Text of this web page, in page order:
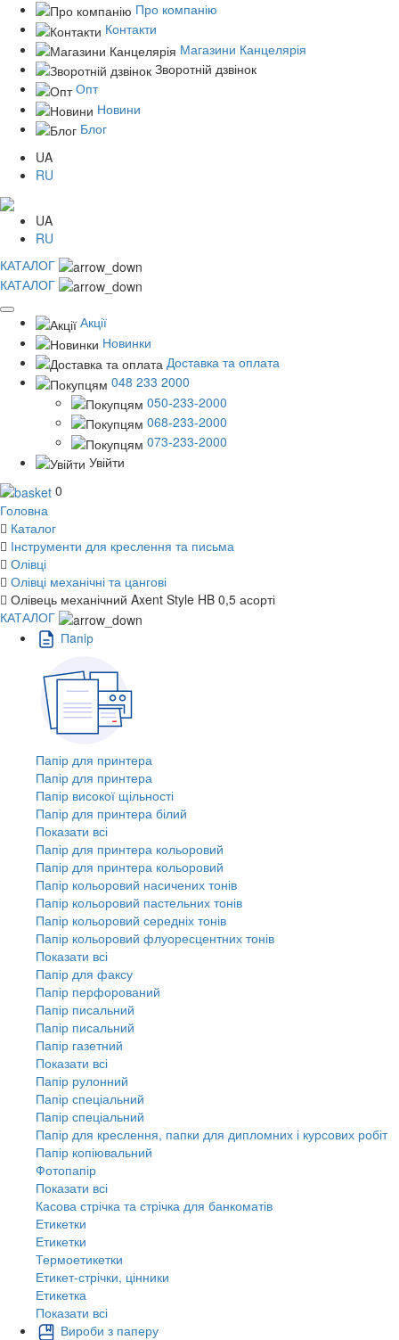
Про компанію
Контакти
Магазини Канцелярія
Зворотній дзвінок
Опт
Новини
Блог
UA
RU
UA
RU
КАТАЛОГ
КАТАЛОГ
Акції
Новинки
Доставка та оплата
048 233 2000
050-233-2000
068-233-2000
073-233-2000
Увійти
0
Головна
Каталог
Інструменти для креслення та письма
Олівці
Олівці механічні та цангові
Олівець механічний Axent Style HB 0,5 асорті
КАТАЛОГ
Пaпiр
Папір для принтера
Папір для принтера
Папір високої щільності
Папір для принтера білий
Показати всі
Папір для принтера кольоровий
Папір для принтера кольоровий
Папір кольоровий насичених тонів
Папір кольоровий пастельних тонів
Папір кольоровий середніх тонів
Папір кольоровий флуоресцентних тонів
Показати всі
Папір для факсу
Папір перфорований
Папір писальний
Папір писальний
Папір газетний
Показати всі
Папір рулонний
Папір спеціальний
Папір спеціальний
Папір для креслення, папки для дипломних і курсових робіт
Папір копіювальний
Фотопапір
Показати всі
Касова стрічка та стрічка для банкоматів
Етикетки
Етикетки
Термоетикетки
Етикет-стрічки, цінники
Етикетка
Показати всі
Вироби з паперу